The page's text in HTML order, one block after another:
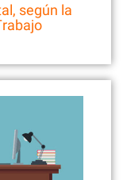
según la